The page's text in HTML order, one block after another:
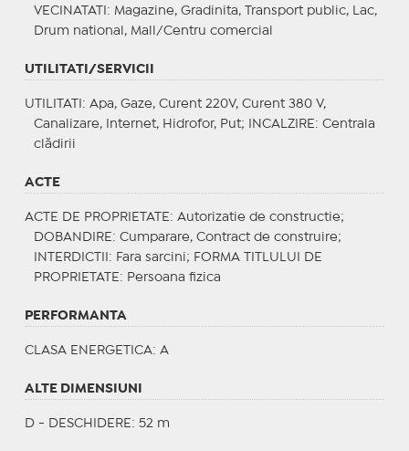
VECINATATI : Magazine, Gradinita, Transport public, Lac,
Drum national, Mall/Centru comercial
UTILITATI/SERVICII
UTILITATI : Apa, Gaze, Curent 220V, Curent 380 V,
Canalizare, Internet, Hidrofor, Put;
INCALZIRE : Centrala
clădirii
ACTE
ACTE DE PROPRIETATE : Autorizatie de constructie;
DOBANDIRE : Cumparare, Contract de construire;
INTERDICTII : Fara sarcini; FORMA TITLULUI DE
PROPRIETATE : Persoana fizica
PERFORMANTA
CLASA ENERGETICA: A
ALTE DIMENSIUNI
D - DESCHIDERE: 52 m